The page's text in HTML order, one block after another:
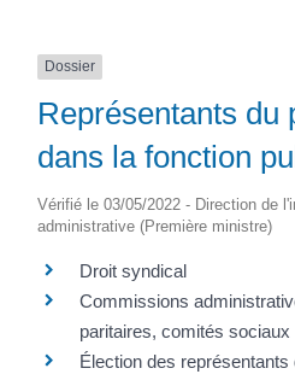
Dossier
Représentants du
dans la fonction
Vérifié le 03/05/2022 - Direction de
administrative (Première ministre)
Droit syndical
Commissions
paritaires, comités sociaux
Élection des représentants